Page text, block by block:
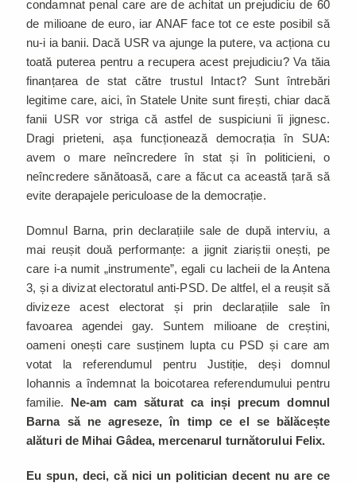
condamnat penal care are de achitat un prejudiciu de 60
de milioane de euro, iar ANAF face tot ce este posibil să
nu-i ia banii. Dacă USR va ajunge la putere, va acționa cu
toată puterea pentru a recupera acest prejudiciu? Va tăia
finanțarea de stat către trustul Intact? Sunt întrebări
legitime care, aici, în Statele Unite sunt firești, chiar dacă
fanii USR vor striga că astfel de suspiciuni îi jignesc.
Dragi prieteni, așa funcționează democrația în SUA:
avem o mare neîncredere în stat și în politicieni, o
neîncredere sănătoasă, care a făcut ca această țară să
evite derapajele periculoase de la democrație.
Domnul Barna, prin declarațiile sale de după interviu, a
mai reușit două performanțe: a jignit ziariștii onești, pe
care i-a numit „instrumente”, egali cu lacheii de la Antena
3, și a divizat electoratul anti-PSD. De altfel, el a reușit să
divizeze acest electorat și prin declarațiile sale în
favoarea agendei gay. Suntem milioane de creștini,
oameni onești care susținem lupta cu PSD și care am
votat la referendumul pentru Justiție, deși domnul
Iohannis a îndemnat la boicotarea referendumului pentru
familie. Ne-am cam săturat ca inși precum domnul
Barna să ne agreseze, în timp ce el se bălăcește
alături de Mihai Gâdea, mercenarul turnătorului Felix.
Eu spun, deci, că nici un politician decent nu are ce